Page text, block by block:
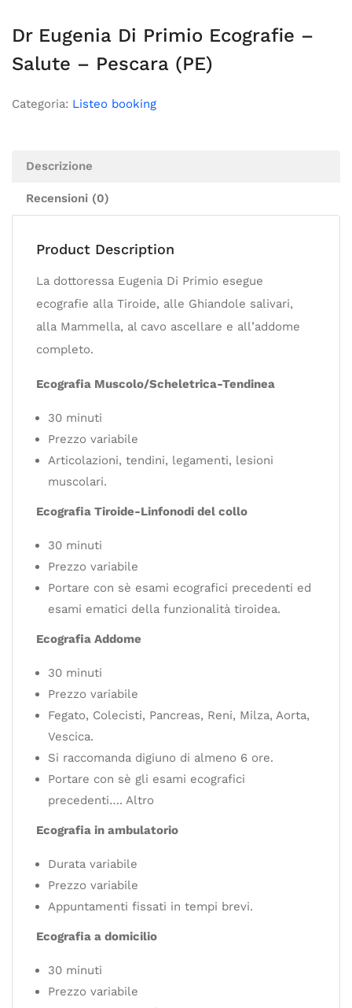
Dr Eugenia Di Primio Ecografie –
Salute – Pescara (PE)
Categoria: Listeo booking
Descrizione
Recensioni (0)
Product Description
La dottoressa Eugenia Di Primio esegue
ecografie alla Tiroide, alle Ghiandole salivari,
alla Mammella, al cavo ascellare e all’addome
completo.
Ecografia Muscolo/Scheletrica-Tendinea
30 minuti
Prezzo variabile
Articolazioni, tendini, legamenti, lesioni
muscolari.
Ecografia Tiroide-Linfonodi del collo
30 minuti
Prezzo variabile
Portare con sè esami ecografici precedenti ed
esami ematici della funzionalità tiroidea.
Ecografia Addome
30 minuti
Prezzo variabile
Fegato, Colecisti, Pancreas, Reni, Milza, Aorta,
Vescica.
Si raccomanda digiuno di almeno 6 ore.
Portare con sè gli esami ecografici
precedenti…. Altro
Ecografia in ambulatorio
Durata variabile
Prezzo variabile
Appuntamenti fissati in tempi brevi.
Ecografia a domicilio
30 minuti
Prezzo variabile